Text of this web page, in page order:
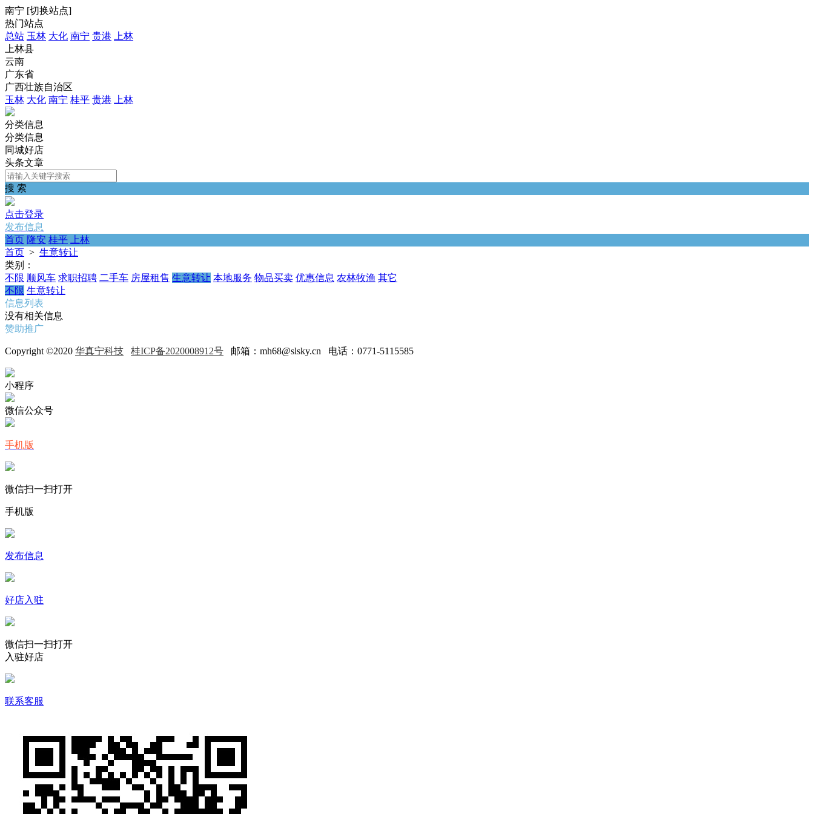
南宁 [切换站点]
热门站点
总站 玉林 大化 南宁 贵港
上林
上林县
云南
广东省
广西壮族自治区
玉林 大化 南宁 桂平 贵港 上林
分类信息
分类信息
同城好店
头条文章
搜 索
点击登录
发布信息
首页 隆安 桂平
上林
首页 > 生意转让
类别：
不限 顺风车 求职招聘 二手车 房屋租售 生意转让 本地服务 物品买卖 优惠信息 农林牧渔 其它
不限 生意转让
信息列表
没有相关信息
赞助推广
Copyright ©2020 华真宁科技 桂ICP备2020008912号 邮箱：mh68@slsky.cn 电话：0771-5115585
小程序
微信公众号
手机版
微信扫一扫打开
手机版
发布信息
好店入驻
微信扫一扫打开
入驻好店
联系客服